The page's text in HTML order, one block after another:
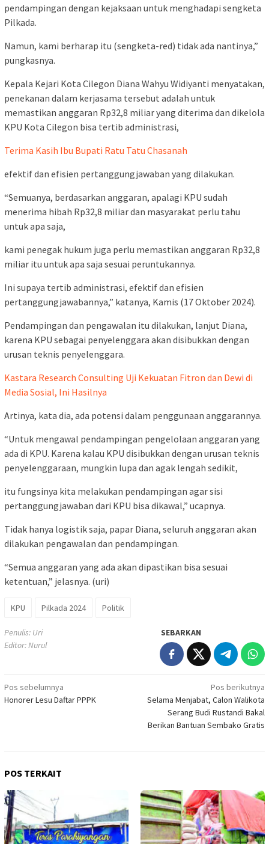
pendampingan dengan kejaksaan untuk menghadapi sengketa
Pilkada.
Namun, kami berharap itu (sengketa-red) tidak ada nantinya,”
pungkasnya.
Kepala Kejari Kota Cilegon Diana Wahyu Widiyanti menyatakan,
penekanan dalam kerjasama tersebut adalah untuk
memastikan anggaran Rp32,8 miliar yang diterima dan dikelola
KPU Kota Cilegon bisa tertib administrasi,
Terima Kasih Ibu Bupati Ratu Tatu Chasanah
efektif dan efisien pertanggungjawaban yang dilakukan.
“Semuanya, berdasarkan anggaran, apalagi KPU sudah
menerima hibah Rp32,8 miliar dan masyarakat perlu tahu
untuk apa saja,
kami penegak hukum juga perlu memastikan anggaran Rp32,8
miliar itu untuk apa saja sesuai peruntukannya.
Ini supaya tertib administrasi, efektif dan efisien
pertanggungjawabannya,” katanya, Kamis (17 Oktober 2024).
Pendampingan dan pengawalan itu dilakukan, lanjut Diana,
karena KPU sebagai penyelenggara akan disibukkan dengan
urusan teknis penyelenggara.
Kastara Research Consulting Uji Kekuatan Fitron dan Dewi di
Media Sosial, Ini Hasilnya
Artinya, kata dia, ada potensi dalam penggunaan anggarannya.
“Untuk mengawal pendampingan pengelolaan anggaran yang
ada di KPU. Karena kalau KPU disibukkan dengan urusan teknis
penyelenggaraan, mungkin lupa dan agak lengah sedikit,
itu fungsinya kita melakukan pendampingan agar sisi
pertanggungjawaban dari KPU bisa dikawal,” ucapnya.
Tidak hanya logistik saja, papar Diana, seluruh anggaran akan
dilakukan pengawalan dan pendampingan.
“Semua anggaran yang ada akan dipastikan bisa sesuai
ketentuan,” jelasnya. (uri)
KPU Pilkada 2024 Politik
Penulis: Uri
Editor: Nurul
SEBARKAN
Navigasi
pos
Pos sebelumnya
Honorer Lesu Daftar PPPK
Pos berikutnya
Selama Menjabat, Calon Walikota
Serang Budi Rustandi Bakal
Berikan Bantuan Sembako Gratis
POS TERKAIT